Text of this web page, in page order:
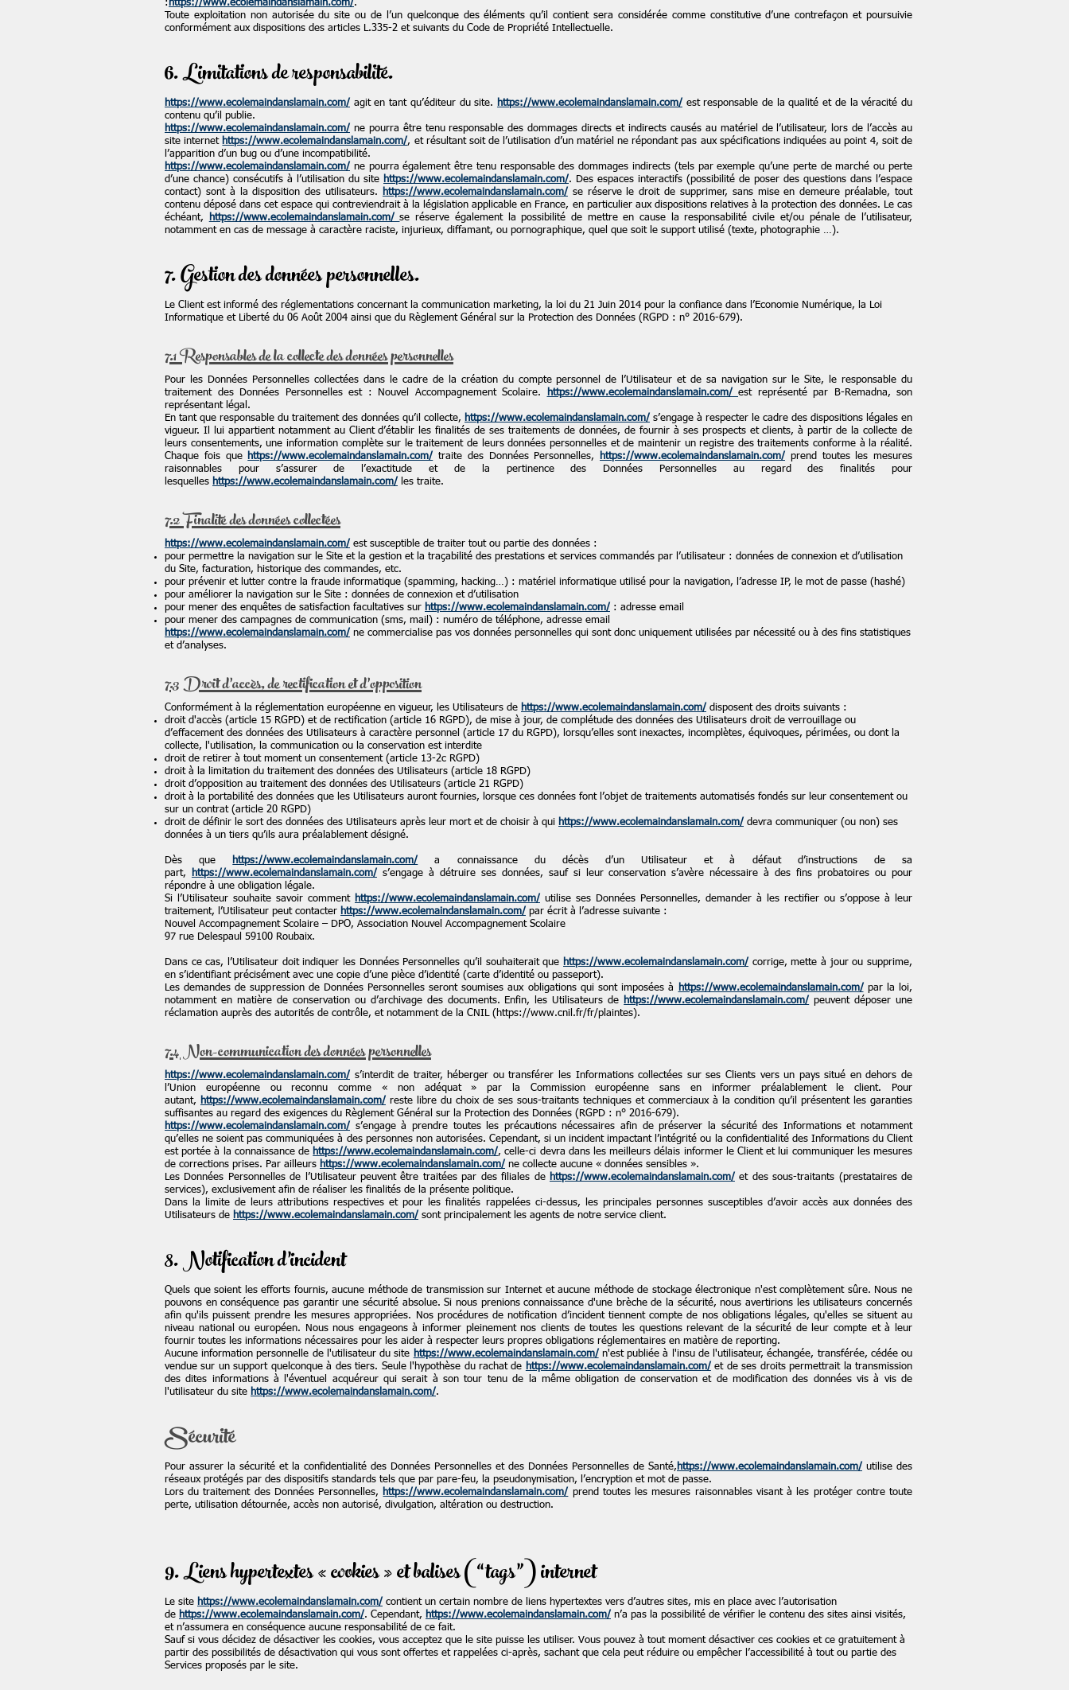
: https://www.ecolemaindanslamain.com/.
Toute exploitation non autorisée du site ou de l’un quelconque des éléments qu’il contient sera considérée comme constitutive d’une contrefaçon et poursuivie
conformément aux dispositions des articles L.335-2 et suivants du Code de Propriété Intellectuelle.
6. Limitations de responsabilité.
https://www.ecolemaindanslamain.com/ agit en tant qu’éditeur du site. https://www.ecolemaindanslamain.com/est responsable de la qualité et de la véracité du
contenu qu’il publie.
https://www.ecolemaindanslamain.com/ ne pourra être tenu responsable des dommages directs et indirects causés au matériel de l’utilisateur, lors de l’accès au
site internet https://www.ecolemaindanslamain.com/, et résultant soit de l’utilisation d’un matériel ne répondant pas aux spécifications indiquées au point 4, soit de
l’apparition d’un bug ou d’une incompatibilité.
https://www.ecolemaindanslamain.com/ ne pourra également être tenu responsable des dommages indirects (tels par exemple qu’une perte de marché ou perte
d’une chance) consécutifs à l’utilisation du site https://www.ecolemaindanslamain.com/. Des espaces interactifs (possibilité de poser des questions dans l’espace
contact) sont à la disposition des utilisateurs.
https://www.ecolemaindanslamain.com/se réserve le droit de supprimer, sans mise en demeure préalable, tout
contenu déposé dans cet espace qui contreviendrait à la législation applicable en France, en particulier aux dispositions relatives à la protection des données. Le cas
échéant,
https://www.ecolemaindanslamain.com/se réserve également la possibilité de mettre en cause la responsabilité civile et/ou pénale de l’utilisateur,
notamment en cas de message à caractère raciste, injurieux, diffamant, ou pornographique, quel que soit le support utilisé (texte, photographie …).
7. Gestion des données personnelles.
Le Client est informé des réglementations concernant la communication marketing, la loi du 21 Juin 2014 pour la confiance dans l’Economie Numérique, la Loi
Informatique et Liberté du 06 Août 2004 ainsi que du Règlement Général sur la Protection des Données (RGPD : n° 2016-679).
7.1 Responsables de la collecte des données personnelles
Pour les Données Personnelles collectées dans le cadre de la création du compte personnel de l’Utilisateur et de sa navigation sur le Site, le responsable du
traitement des Données Personnelles est : Nouvel Accompagnement Scolaire.
https://www.ecolemaindanslamain.com/ est représenté par B-Remadna, son
représentant légal.
En tant que responsable du traitement des données qu’il collecte, https://www.ecolemaindanslamain.com/ s’engage à respecter le cadre des dispositions légales en
vigueur. Il lui appartient notamment au Client d’établir les finalités de ses traitements de données, de fournir à ses prospects et clients, à partir de la collecte de
leurs consentements, une information complète sur le traitement de leurs données personnelles et de maintenir un registre des traitements conforme à la réalité.
Chaque fois que
https://www.ecolemaindanslamain.com/ traite des Données Personnelles, https://www.ecolemaindanslamain.com/ prend toutes les mesures
raisonnables pour s’assurer de l’exactitude et de la pertinence des Données Personnelles au regard des finalités pour
lesquelles https://www.ecolemaindanslamain.com/ les traite.
7.2 Finalité des données collectées
https://www.ecolemaindanslamain.com/ est susceptible de traiter tout ou partie des données :
pour permettre la navigation sur le Site et la gestion et la traçabilité des prestations et services commandés par l’utilisateur : données de connexion et d’utilisation
du Site, facturation, historique des commandes, etc.
pour prévenir et lutter contre la fraude informatique (spamming, hacking…) : matériel informatique utilisé pour la navigation, l’adresse IP, le mot de passe (hashé)
pour améliorer la navigation sur le Site : données de connexion et d’utilisation
pour mener des enquêtes de satisfaction facultatives sur https://www.ecolemaindanslamain.com/ : adresse email
pour mener des campagnes de communication (sms, mail) : numéro de téléphone, adresse email
https://www.ecolemaindanslamain.com/ ne commercialise pas vos données personnelles qui sont donc uniquement utilisées par nécessité ou à des fins statistiques
et d’analyses.
7.3 Droit d’accès, de rectification et d’opposition
Conformément à la réglementation européenne en vigueur, les Utilisateurs de https://www.ecolemaindanslamain.com/ disposent des droits suivants :
droit d'accès (article 15 RGPD) et de rectification (article 16 RGPD), de mise à jour, de complétude des données des Utilisateurs droit de verrouillage ou
d’effacement des données des Utilisateurs à caractère personnel (article 17 du RGPD), lorsqu’elles sont inexactes, incomplètes, équivoques, périmées, ou dont la
collecte, l'utilisation, la communication ou la conservation est interdite
droit de retirer à tout moment un consentement (article 13-2c RGPD)
droit à la limitation du traitement des données des Utilisateurs (article 18 RGPD)
droit d’opposition au traitement des données des Utilisateurs (article 21 RGPD)
droit à la portabilité des données que les Utilisateurs auront fournies, lorsque ces données font l’objet de traitements automatisés fondés sur leur consentement ou
sur un contrat (article 20 RGPD)
droit de définir le sort des données des Utilisateurs après leur mort et de choisir à qui https://www.ecolemaindanslamain.com/ devra communiquer (ou non) ses
données à un tiers qu’ils aura préalablement désigné.
Dès que https://www.ecolemaindanslamain.com/ a connaissance du décès d’un Utilisateur et à défaut d’instructions de sa
part,
https://www.ecolemaindanslamain.com/s’engage à détruire ses données, sauf si leur conservation s’avère nécessaire à des fins probatoires ou pour
répondre à une obligation légale.
Si l’Utilisateur souhaite savoir comment https://www.ecolemaindanslamain.com/ utilise ses Données Personnelles, demander à les rectifier ou s’oppose à leur
traitement, l’Utilisateur peut contacter https://www.ecolemaindanslamain.com/ par écrit à l’adresse suivante :
Nouvel Accompagnement Scolaire – DPO, Association Nouvel Accompagnement Scolaire
97 rue Delespaul 59100 Roubaix.
Dans ce cas, l’Utilisateur doit indiquer les Données Personnelles qu’il souhaiterait que https://www.ecolemaindanslamain.com/ corrige, mette à jour ou supprime,
en s’identifiant précisément avec une copie d’une pièce d’identité (carte d’identité ou passeport).
Les demandes de suppression de Données Personnelles seront soumises aux obligations qui sont imposées à
https://www.ecolemaindanslamain.com/par la loi,
notamment en matière de conservation ou d’archivage des documents. Enfin, les Utilisateurs de
https://www.ecolemaindanslamain.com/ peuvent déposer une
réclamation auprès des autorités de contrôle, et notamment de la CNIL ( https://www.cnil.fr/fr/plaintes).
7.4 Non-communication des données personnelles
https://www.ecolemaindanslamain.com/ s’interdit de traiter, héberger ou transférer les Informations collectées sur ses Clients vers un pays situé en dehors de
l’Union européenne ou reconnu comme « non adéquat » par la Commission européenne sans en informer préalablement le client. Pour
autant,
https://www.ecolemaindanslamain.com/ reste libre du choix de ses sous-traitants techniques et commerciaux à la condition qu’il présentent les garanties
suffisantes au regard des exigences du Règlement Général sur la Protection des Données (RGPD : n° 2016-679).
https://www.ecolemaindanslamain.com/ s’engage à prendre toutes les précautions nécessaires afin de préserver la sécurité des Informations et notamment
qu’elles ne soient pas communiquées à des personnes non autorisées. Cependant, si un incident impactant l’intégrité ou la confidentialité des Informations du Client
est portée à la connaissance de https://www.ecolemaindanslamain.com/, celle-ci devra dans les meilleurs délais informer le Client et lui communiquer les mesures
de corrections prises. Par ailleurs https://www.ecolemaindanslamain.com/ ne collecte aucune « données sensibles ».
Les Données Personnelles de l’Utilisateur peuvent être traitées par des filiales de https://www.ecolemaindanslamain.com/et des sous-traitants (prestataires de
services), exclusivement afin de réaliser les finalités de la présente politique.
Dans la limite de leurs attributions respectives et pour les finalités rappelées ci-dessus, les principales personnes susceptibles d’avoir accès aux données des
Utilisateurs de https://www.ecolemaindanslamain.com/ sont principalement les agents de notre service client.
8. Notification d’incident
Quels que soient les efforts fournis, aucune méthode de transmission sur Internet et aucune méthode de stockage électronique n'est complètement sûre. Nous ne
pouvons en conséquence pas garantir une sécurité absolue. Si nous prenions connaissance d'une brèche de la sécurité, nous avertirions les utilisateurs concernés
afin qu'ils puissent prendre les mesures appropriées. Nos procédures de notification d’incident tiennent compte de nos obligations légales, qu'elles se situent au
niveau national ou européen. Nous nous engageons à informer pleinement nos clients de toutes les questions relevant de la sécurité de leur compte et à leur
fournir toutes les informations nécessaires pour les aider à respecter leurs propres obligations réglementaires en matière de reporting.
Aucune information personnelle de l'utilisateur du site https://www.ecolemaindanslamain.com/n'est publiée à l'insu de l'utilisateur, échangée, transférée, cédée ou
vendue sur un support quelconque à des tiers. Seule l'hypothèse du rachat de https://www.ecolemaindanslamain.com/et de ses droits permettrait la transmission
des dites informations à l'éventuel acquéreur qui serait à son tour tenu de la même obligation de conservation et de modification des données vis à vis de
l'utilisateur du site https://www.ecolemaindanslamain.com/.
Sécurité
Pour assurer la sécurité et la confidentialité des Données Personnelles et des Données Personnelles de Santé, https://www.ecolemaindanslamain.com/ utilise des
réseaux protégés par des dispositifs standards tels que par pare-feu, la pseudonymisation, l’encryption et mot de passe.
Lors du traitement des Données Personnelles,
https://www.ecolemaindanslamain.com/ prend toutes les mesures raisonnables visant à les protéger contre toute
perte, utilisation détournée, accès non autorisé, divulgation, altération ou destruction.
9. Liens hypertextes « cookies » et balises (“tags”) internet
Le site https://www.ecolemaindanslamain.com/ contient un certain nombre de liens hypertextes vers d’autres sites, mis en place avec l’autorisation
de https://www.ecolemaindanslamain.com/. Cependant, https://www.ecolemaindanslamain.com/ n’a pas la possibilité de vérifier le contenu des sites ainsi visités,
et n’assumera en conséquence aucune responsabilité de ce fait.
Sauf si vous décidez de désactiver les cookies, vous acceptez que le site puisse les utiliser. Vous pouvez à tout moment désactiver ces cookies et ce gratuitement à
partir des possibilités de désactivation qui vous sont offertes et rappelées ci-après, sachant que cela peut réduire ou empêcher l’accessibilité à tout ou partie des
Services proposés par le site.